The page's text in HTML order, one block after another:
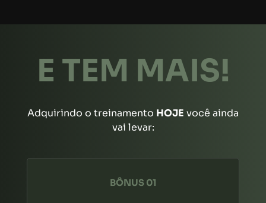
E TEM MAIS!
Adquirindo o treinamento HOJE você ainda
vai levar:
BÔNUS 01